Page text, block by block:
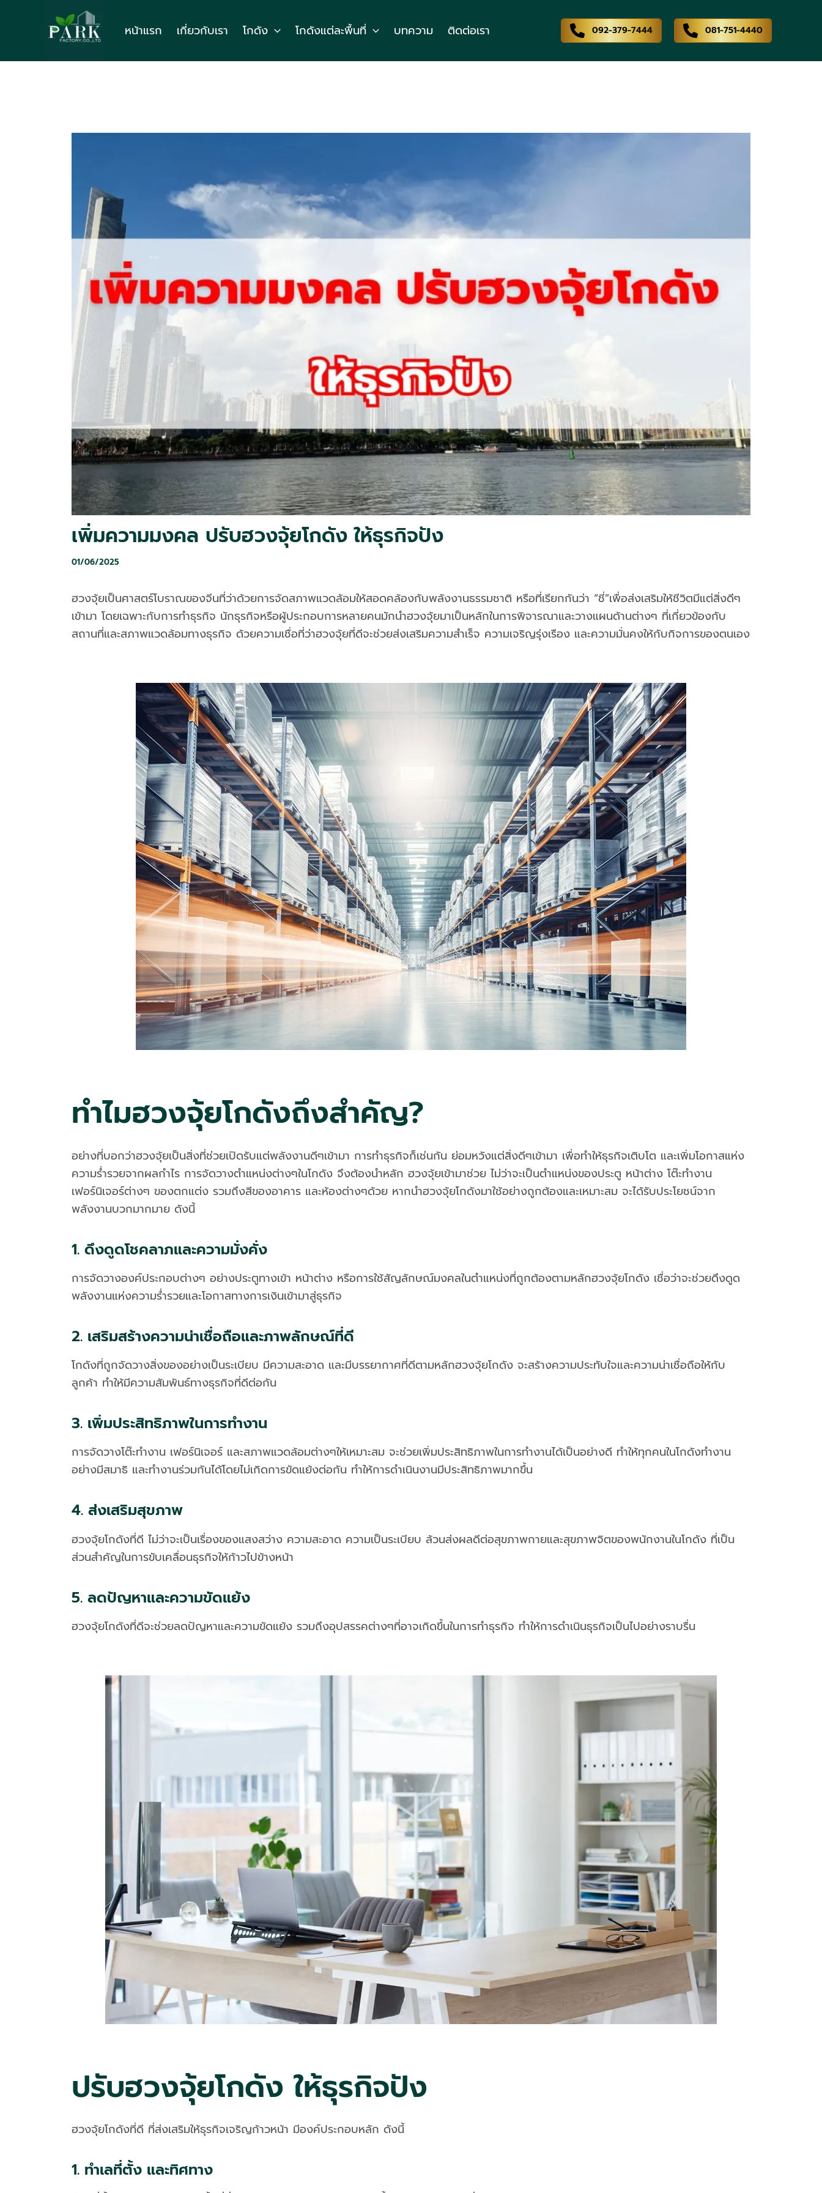
หน้าแรก เกี่ยวกับเรา โกดัง โกดังแต่ละพื้นที่ บทความ ติดต่อเรา 092-379-7444 081-751-4440
เพิ่มความมงคล ปรับฮวงจุ้ยโกดัง ให้ธุรกิจปัง
01/06/2025
ฮวงจุ้ยเป็นศาสตร์โบราณของจีนที่ว่าด้วยการจัดสภาพแวดล้อมให้สอดคล้องกับพลังงานธรรมชาติ หรือที่เรียกกันว่า “ชี่”เพื่อส่งเสริมให้ชีวิตมีแต่สิ่งดีๆ
เข้ามา โดยเฉพาะกับการทำธุรกิจ นักธุรกิจหรือผู้ประกอบการหลายคนมักนำฮวงจุ้ยมาเป็นหลักในการพิจารณาและวางแผนด้านต่างๆ ที่เกี่ยวข้องกับ
สถานที่และสภาพแวดล้อมทางธุรกิจ ด้วยความเชื่อที่ว่าฮวงจุ้ยที่ดีจะช่วยส่งเสริมความสำเร็จ ความเจริญรุ่งเรือง และความมั่นคงให้กับกิจการของตนเอง
ทำไมฮวงจุ้ยโกดังถึงสำคัญ?
อย่างที่บอกว่าฮวงจุ้ยเป็นสิ่งที่ช่วยเปิดรับแต่พลังงานดีๆเข้ามา การทำธุรกิจก็เช่นกัน ย่อมหวังแต่สิ่งดีๆเข้ามา เพื่อทำให้ธุรกิจเติบโต และเพิ่มโอกาสแห่ง
ความร่ำรวยจากผลกำไร การจัดวางตำแหน่งต่างๆในโกดัง จึงต้องนำหลัก ฮวงจุ้ยเข้ามาช่วย ไม่ว่าจะเป็นตำแหน่งของประตู หน้าต่าง โต๊ะทำงาน
เฟอร์นิเจอร์ต่างๆ ของตกแต่ง รวมถึงสีของอาคาร และห้องต่างๆด้วย หากนำฮวงจุ้ยโกดังมาใช้อย่างถูกต้องและเหมาะสม จะได้รับประโยชน์จาก
พลังงานบวกมากมาย ดังนี้
1. ดึงดูดโชคลาภและความมั่งคั่ง
การจัดวางองค์ประกอบต่างๆ อย่างประตูทางเข้า หน้าต่าง หรือการใช้สัญลักษณ์มงคลในตำแหน่งที่ถูกต้องตามหลักฮวงจุ้ยโกดัง เชื่อว่าจะช่วยดึงดูด
พลังงานแห่งความร่ำรวยและโอกาสทางการเงินเข้ามาสู่ธุรกิจ
2. เสริมสร้างความน่าเชื่อถือและภาพลักษณ์ที่ดี
โกดังที่ถูกจัดวางสิ่งของอย่างเป็นระเบียบ มีความสะอาด และมีบรรยากาศที่ดีตามหลักฮวงจุ้ยโกดัง จะสร้างความประทับใจและความน่าเชื่อถือให้กับ
ลูกค้า ทำให้มีความสัมพันธ์ทางธุรกิจที่ดีต่อกัน
3. เพิ่มประสิทธิภาพในการทำงาน
การจัดวางโต๊ะทำงาน เฟอร์นิเจอร์ และสภาพแวดล้อมต่างๆให้เหมาะสม จะช่วยเพิ่มประสิทธิภาพในการทำงานได้เป็นอย่างดี ทำให้ทุกคนในโกดังทำงาน
อย่างมีสมาธิ และทำงานร่วมกันได้โดยไม่เกิดการขัดแย้งต่อกัน ทำให้การดำเนินงานมีประสิทธิภาพมากขึ้น
4. ส่งเสริมสุขภาพ
ฮวงจุ้ยโกดังที่ดี ไม่ว่าจะเป็นเรื่องของแสงสว่าง ความสะอาด ความเป็นระเบียบ ล้วนส่งผลดีต่อสุขภาพกายและสุขภาพจิตของพนักงานในโกดัง ที่เป็น
ส่วนสำคัญในการขับเคลื่อนธุรกิจให้ก้าวไปข้างหน้า
5. ลดปัญหาและความขัดแย้ง
ฮวงจุ้ยโกดังที่ดีจะช่วยลดปัญหาและความขัดแย้ง รวมถึงอุปสรรคต่างๆที่อาจเกิดขึ้นในการทำธุรกิจ ทำให้การดำเนินธุรกิจเป็นไปอย่างราบรื่น
ปรับฮวงจุ้ยโกดัง ให้ธุรกิจปัง
ฮวงจุ้ยโกดังที่ดี ที่ส่งเสริมให้ธุรกิจเจริญก้าวหน้า มีองค์ประกอบหลัก ดังนี้
1. ทำเลที่ตั้ง และทิศทาง